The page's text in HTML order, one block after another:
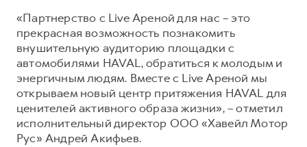
«Партнерство с Live Ареной для нас – это
прекрасная возможность познакомить
внушительную аудиторию площадки с
автомобилями HAVAL, обратиться к молодым и
энергичным людям. Вместе с Live Ареной мы
открываем новый центр притяжения HAVAL для
ценителей активного образа жизни», – отметил
исполнительный директор ООО «Хавейл Мотор
Рус» Андрей Акифьев.